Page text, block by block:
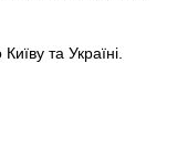
та Україні.